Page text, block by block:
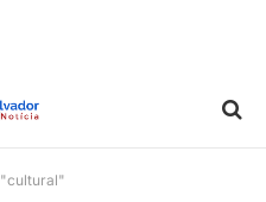
"cultural"